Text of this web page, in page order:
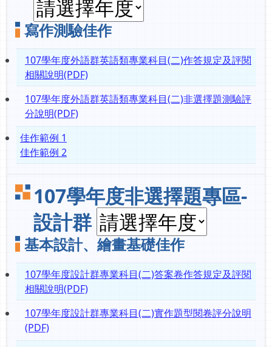
寫作測驗佳作
107學年度外語群英語類專業科目(二)作答規定及評閱
相關說明(PDF)
107學年度外語群英語類專業科目(二)非選擇題測驗評
分說明(PDF)
佳作範例 1
佳作範例 2
107學年度非選擇題專區-
設計群
基本設計、繪畫基礎佳作
107學年度設計群專業科目(二)答案卷作答規定及評閱
相關說明(PDF)
107學年度設計群專業科目(二)實作題型閱卷評分說明
(PDF)